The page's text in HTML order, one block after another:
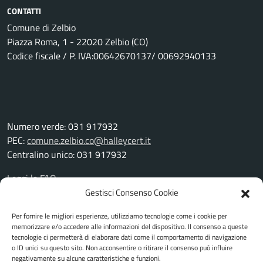
Gestisci Consenso Cookie
Per fornire le migliori esperienze, utilizziamo tecnologie come i cookie per
memorizzare e/o accedere alle informazioni del dispositivo. Il consenso a queste
tecnologie ci permetterà di elaborare dati come il comportamento di navigazione
o ID unici su questo sito. Non acconsentire o ritirare il consenso può influire
negativamente su alcune caratteristiche e funzioni.
CONTATTI
Comune di Zelbio
Piazza Roma, 1 - 22020 Zelbio (CO)
Codice fiscale / P. IVA:00642670137/ 00692940133
Numero verde: 031 917932
PEC:comune.zelbio.co@halleycert.it
Centralino unico: 031 917932
Leggi le FAQ
Prenotazione appuntamento
Richiesta assistenza
Amministrazione trasparente
Albo pretorio